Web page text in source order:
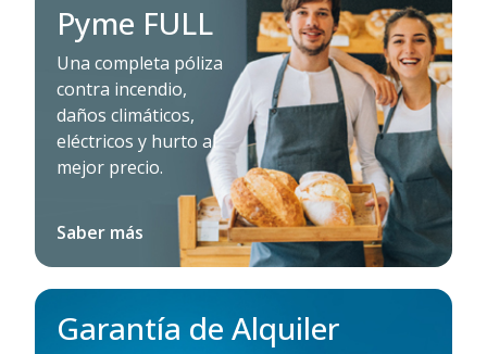
Pyme FULL
Una completa póliza
contra incendio,
daños climáticos,
eléctricos y hurto al
mejor precio.
Saber más
Garantía de Alquiler